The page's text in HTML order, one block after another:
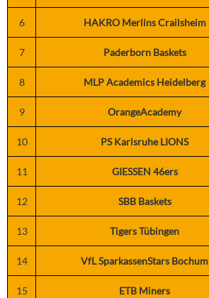
6 HAKRO Merlins Crailsheim
7 Paderborn Baskets
8 MLP Academics Heidelberg
9 OrangeAcademy
10 PS Karlsruhe LIONS
11 GIESSEN 46ers
12 SBB Baskets
13 Tigers Tübingen
14 VfL SparkassenStars Bochum
15 ETB Miners